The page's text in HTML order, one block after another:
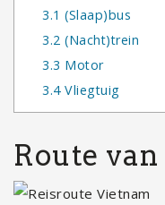
3.1 (Slaap)bus
3.2 (Nacht)trein
3.3 Motor
3.4Vliegtuig
Route